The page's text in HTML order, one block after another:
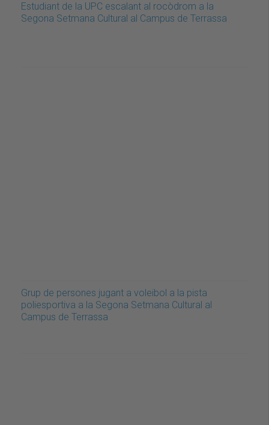
Estudiant de la UPC escalant al rocòdrom a la
Segona Setmana Cultural al Campus de Terrassa
Grup de persones jugant a voleibol a la pista
poliesportiva a la Segona Setmana Cultural al
Campus de Terrassa